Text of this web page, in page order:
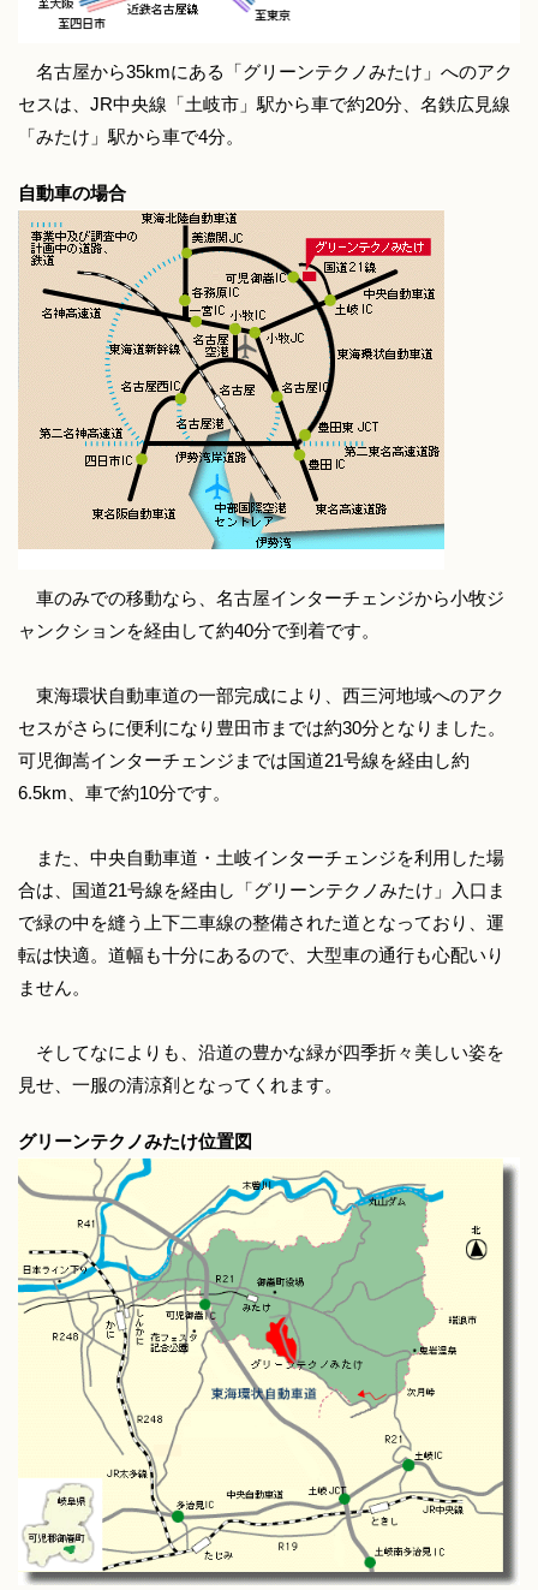
名古屋から35kmにある「グリーンテクノみたけ」へのアク
セスは、JR中央線「土岐市」駅から車で約20分、名鉄広見線
「みたけ」駅から車で4分。
自動車の場合
車のみでの移動なら、名古屋インターチェンジから小牧ジ
ャンクションを経由して約40分で到着です。
東海環状自動車道の一部完成により、西三河地域へのアク
セスがさらに便利になり豊田市までは約30分となりました。
可児御嵩インターチェンジまでは国道21号線を経由し約
6.5km、車で約10分です。
また、中央自動車道・土岐インターチェンジを利用した場
合は、国道21号線を経由し「グリーンテクノみたけ」入口ま
で緑の中を縫う上下二車線の整備された道となっており、運
転は快適。道幅も十分にあるので、大型車の通行も心配いり
ません。
そしてなによりも、沿道の豊かな緑が四季折々美しい姿を
見せ、一服の清涼剤となってくれます。
グリーンテクノみたけ位置図